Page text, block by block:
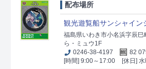
配布場所
観光遊覧船サンシャイン
福島県いわき市小名浜字辰巳
ら・ミュウ1F
0246-38-4197
82
[時間] 9:00～17:00
[休日] 水